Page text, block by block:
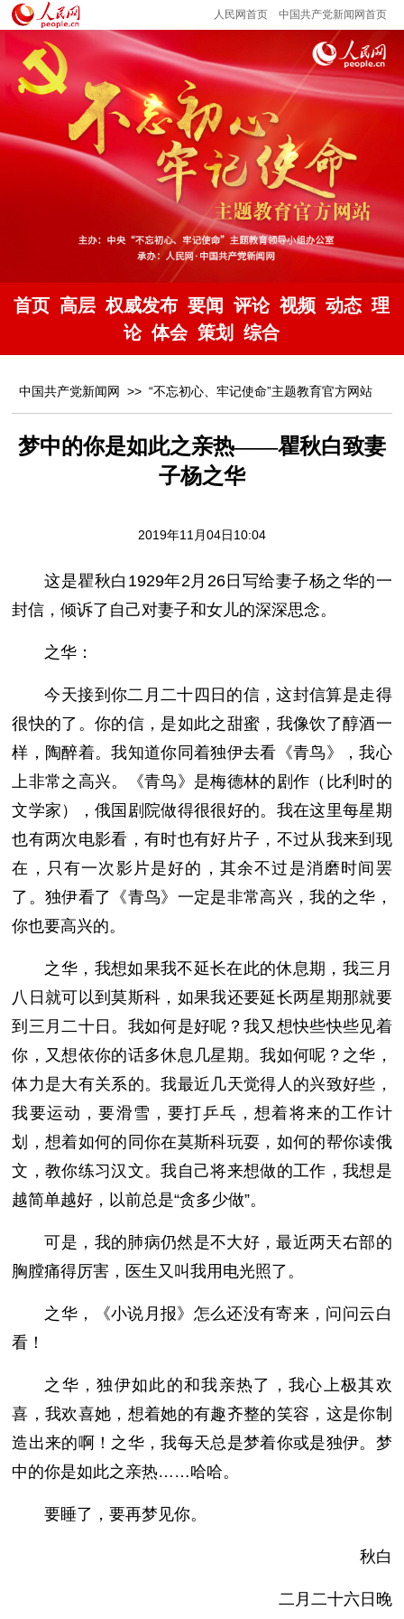
人民网首页 中国共产党新闻网首页
首页 高层 权威发布 要闻 评论 视频 动态 理
论 体会 策划 综合
中国共产党新闻网 >> “不忘初心、牢记使命”主题教育官方网站
梦中的你是如此之亲热——瞿秋白致妻
子杨之华
2019年11月04日10:04
这是瞿秋白1929年2月26日写给妻子杨之华的一
封信，倾诉了自己对妻子和女儿的深深思念。
之华：
今天接到你二月二十四日的信，这封信算是走得
很快的了。你的信，是如此之甜蜜，我像饮了醇酒一
样，陶醉着。我知道你同着独伊去看《青鸟》，我心
上非常之高兴。《青鸟》是梅德林的剧作（比利时的
文学家），俄国剧院做得很很好的。我在这里每星期
也有两次电影看，有时也有好片子，不过从我来到现
在，只有一次影片是好的，其余不过是消磨时间罢
了。独伊看了《青鸟》一定是非常高兴，我的之华，
你也要高兴的。
之华，我想如果我不延长在此的休息期，我三月
八日就可以到莫斯科，如果我还要延长两星期那就要
到三月二十日。我如何是好呢？我又想快些快些见着
你，又想依你的话多休息几星期。我如何呢？之华，
体力是大有关系的。我最近几天觉得人的兴致好些，
我要运动，要滑雪，要打乒乓，想着将来的工作计
划，想着如何的同你在莫斯科玩耍，如何的帮你读俄
文，教你练习汉文。我自己将来想做的工作，我想是
越简单越好，以前总是“贪多少做”。
可是，我的肺病仍然是不大好，最近两天右部的
胸膛痛得厉害，医生又叫我用电光照了。
之华，《小说月报》怎么还没有寄来，问问云白
看！
之华，独伊如此的和我亲热了，我心上极其欢
喜，我欢喜她，想着她的有趣齐整的笑容，这是你制
造出来的啊！之华，我每天总是梦着你或是独伊。梦
中的你是如此之亲热……哈哈。
要睡了，要再梦见你。
秋白
二月二十六日晚